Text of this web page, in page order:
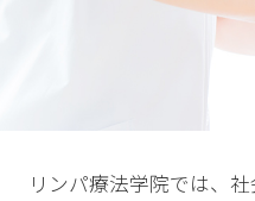
リンパ療法学院では、